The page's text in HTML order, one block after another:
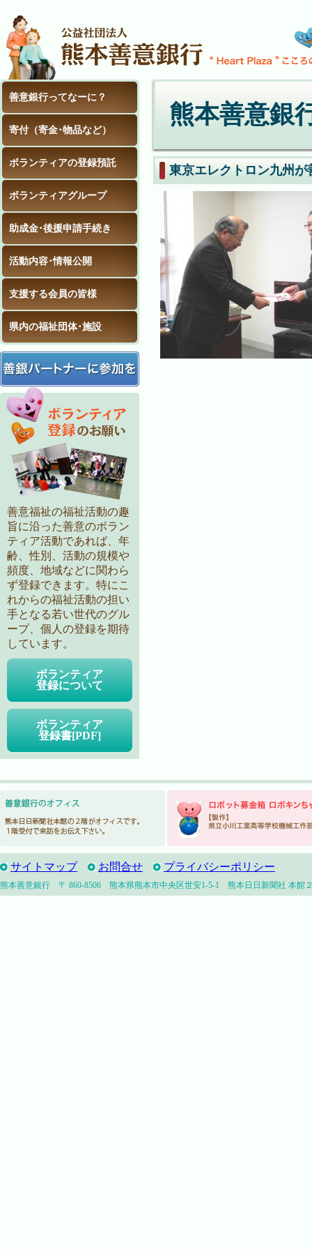
熊本善意銀
東京エレクトロン九州が
善意銀行ってなーに？
寄付（寄金･物品など）
ボランティアの登録預託
ボランティアグループ
助成金･後援申請手続き
活動内容･情報公開
支援する会員の皆様
県内の福祉団体･施設
善意福祉の福祉活動の趣
旨に沿った善意のボラン
ティア活動であれば、年
齢、性別、活動の規模や
頻度、地域などに関わら
ず登録できます。特にこ
れからの福祉活動の担い
手となる若い世代のグル
ープ、個人の登録を期待
しています。
ボランティア
登録について
ボランティア
登録書[PDF]
サイトマップ お問合せ プライバシーポリシー
熊本善意銀行 〒 860-8506 熊本県熊本市中央区世安1-5-1 熊本日日新聞社 本館